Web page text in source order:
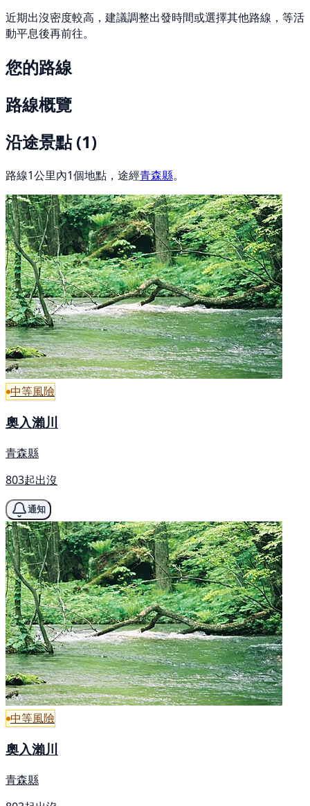
近期出沒密度較高，建議調整出發時間或選擇其他路線，等活
動平息後再前往。
您的路線
路線概覽
沿途景點(1)
路線1公里內1個地點，途經青森縣。
中等風險
奧入瀨川
青森縣
803起出沒
通知
中等風險
奧入瀨川
青森縣